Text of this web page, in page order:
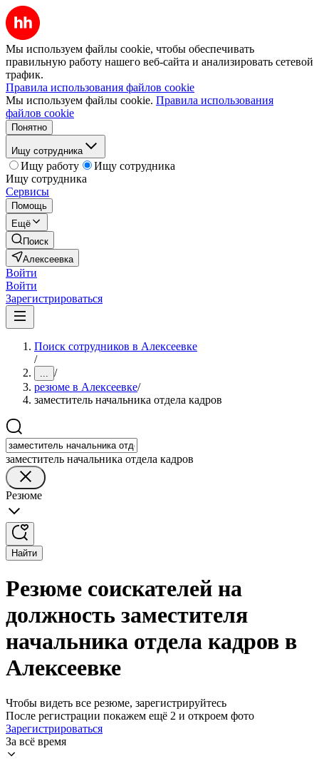
Мы используем файлы cookie, чтобы обеспечивать
правильную работу нашего веб-сайта и анализировать сетевой
трафик.
Правила использования файлов cookie
Мы используем файлы cookie. Правила использования
файлов cookie
Понятно
Ищу сотрудника
Ищу работу
Ищу сотрудника
Ищу сотрудника
Сервисы
Помощь
Ещё
Поиск
Алексеевка
Войти
Войти
Зарегистрироваться
Поиск сотрудников в Алексеевке
/
... /
резюме в Алексеевке/
заместитель начальника отдела кадров
заместитель начальника отдела кадров
Резюме
Найти
Резюме соискателей на
должность заместителя
начальника отдела кадров в
Алексеевке
Чтобы видеть все резюме, зарегистрируйтесь
После регистрации покажем ещё 2 и откроем фото
Зарегистрироваться
За всё время